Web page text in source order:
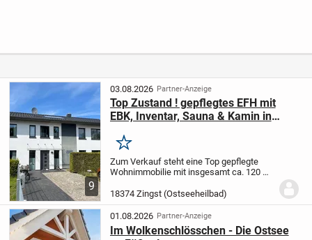
9
03.08.2026 Partner-Anzeige
Top Zustand ! gepflegtes EFH mit
EBK, Inventar, Sauna & Kamin in
Merken
Zum Verkauf steht eine Top gepflegte
Wohnimmobilie mit insgesamt ca. 120 m²
oder Ferienvermietung möglich)
wurde seit 2015 nur zur
Ferienvermietung...
18374 Zingst (Ostseeheilbad)
01.08.2026 Partner-Anzeige
Im Wolkenschlösschen - Die Ostsee